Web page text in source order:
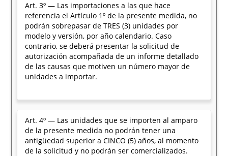
Art. 3º — Las importaciones a las que hace
referencia el Artículo 1º de la presente medida, no
podrán sobrepasar de TRES (3) unidades por
modelo y versión, por año calendario. Caso
contrario, se deberá presentar la solicitud de
autorización acompañada de un informe detallado
de las causas que motiven un número mayor de
unidades a importar.
Art. 4º — Las unidades que se importen al amparo
de la presente medida no podrán tener una
antigüedad superior a CINCO (5) años, al momento
de la solicitud y no podrán ser comercializados.